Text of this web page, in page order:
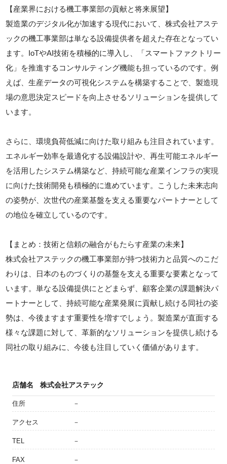
【産業界における機工事業部の貢献と将来展望】
製造業のデジタル化が加速する現代において、株式会社アステ
ックの機工事業部は単なる設備提供者を超えた存在となってい
ます。IoTやAI技術を積極的に導入し、「スマートファクトリー
化」を推進するコンサルティング機能も担っているのです。例
えば、生産データの可視化システムを構築することで、製造現
場の意思決定スピードを向上させるソリューションを提供して
います。
さらに、環境負荷低減に向けた取り組みも注目されています。
エネルギー効率を最適化する設備設計や、再生可能エネルギー
を活用したシステム構築など、持続可能な産業インフラの実現
に向けた技術開発も積極的に進めています。こうした未来志向
の姿勢が、次世代の産業基盤を支える重要なパートナーとして
の地位を確立しているのです。
【まとめ：技術と信頼の融合がもたらす産業の未来】
株式会社アステックの機工事業部が持つ技術力と品質へのこだ
わりは、日本のものづくりの基盤を支える重要な要素となって
います。単なる設備提供にとどまらず、顧客企業の課題解決パ
ートナーとして、持続可能な産業発展に貢献し続ける同社の姿
勢は、今後ますます重要性を増すでしょう。製造業が直面する
様々な課題に対して、革新的なソリューションを提供し続ける
同社の取り組みに、今後も注目していく価値があります。
店舗名 株式会社アステック
住所 －
アクセス －
TEL －
FAX －